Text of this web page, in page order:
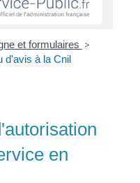
et formulaires >
d'avis à la Cnil
en